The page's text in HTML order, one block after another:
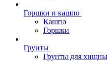
Горшки и кашпо
Кашпо
Горшки
Грунты
Грунты для